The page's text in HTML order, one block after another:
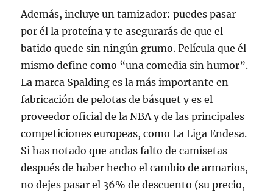
Además, incluye un tamizador: puedes pasar
por él la proteína y te asegurarás de que el
batido quede sin ningún grumo. Película que él
mismo define como “una comedia sin humor”.
La marca Spalding es la más importante en
fabricación de pelotas de básquet y es el
proveedor oficial de la NBA y de las principales
competiciones europeas, como La Liga Endesa.
Si has notado que andas falto de camisetas
después de haber hecho el cambio de armarios,
no dejes pasar el 36% de descuento (su precio,